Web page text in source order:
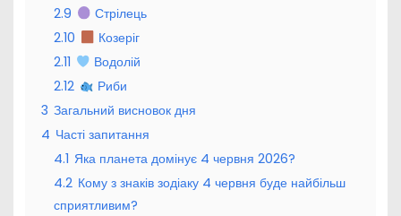
2.9
Стрілець
2.10
Козеріг
2.11
Водолій
2.12
Риби
3 Загальний висновок дня
4 Часті запитання
4.1 Яка планета домінує 4 червня 2026?
4.2 Кому з знаків зодіаку 4 червня буде найбільш
сприятливим?